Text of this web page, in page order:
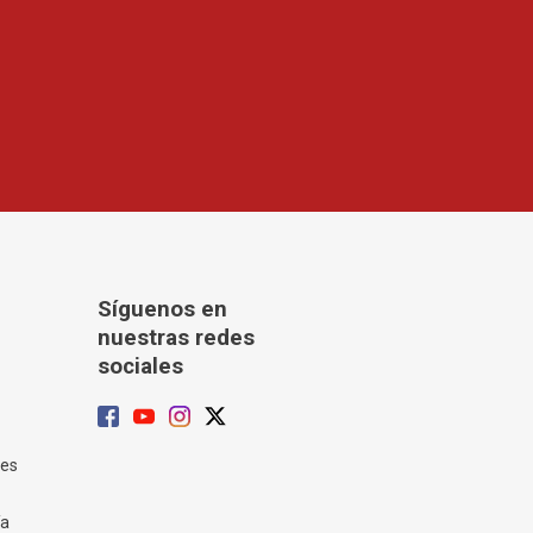
Síguenos en
nuestras redes
sociales